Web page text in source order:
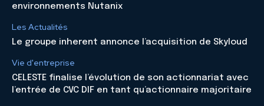
environnements Nutanix
Les Actualités
Le groupe inherent annonce l’acquisition de Skyloud
Vie d'entreprise
CELESTE finalise l’évolution de son actionnariat avec
l’entrée de CVC DIF en tant qu’actionnaire majoritaire